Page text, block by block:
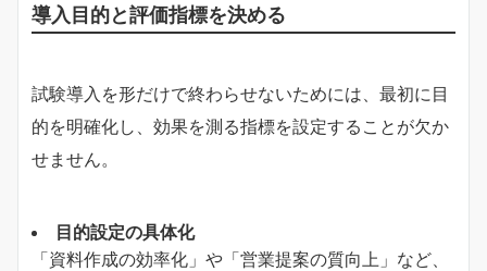
導入目的と評価指標を決める
試験導入を形だけで終わらせないためには、最初に目
的を明確化し、効果を測る指標を設定することが欠か
せません。
目的設定の具体化
「資料作成の効率化」や「営業提案の質向上」など、